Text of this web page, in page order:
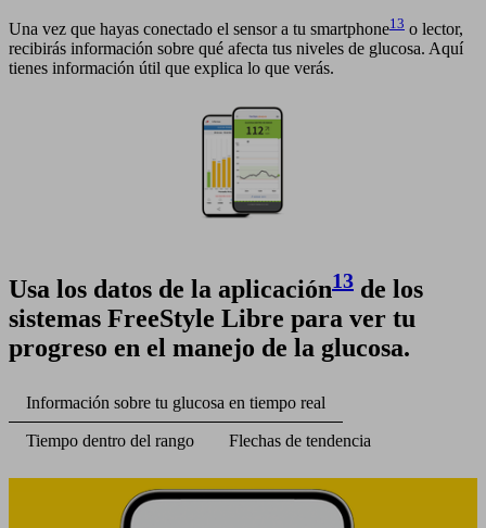
Una vez que hayas conectado el sensor a tu smartphone13 o lector,
recibirás información sobre qué afecta tus niveles de glucosa. Aquí
tienes información útil que explica lo que verás.
Usa los datos de la aplicación13 de los
sistemas FreeStyle Libre para ver tu
progreso en el manejo de la glucosa.
Información sobre tu glucosa en tiempo real
Tiempo dentro del rango Flechas de tendencia